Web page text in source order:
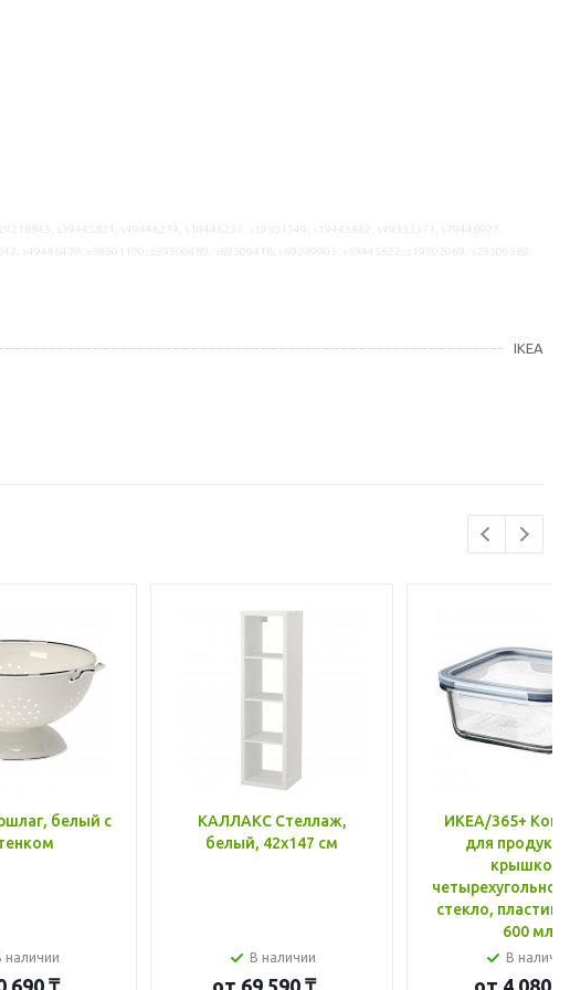
IKEA
белый с
наличии
690 ₸
КАЛЛАКС Стеллаж,
белый, 42x147 см
В наличии
от 69 590 ₸
ИКЕА/365+
для
крышкой,
стекло, пластик
600 мл
В
от 4 080 ₸